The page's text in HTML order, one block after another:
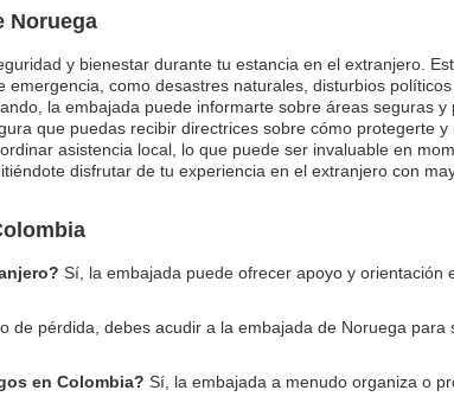
Noruega
y bienestar durante tu estancia en el extranjero.
como desastres naturales, disturbios
la embajada puede informarte sobre áreas seguras y
que puedas recibir directrices sobre cómo protegerte y
asistencia local, lo que puede ser invaluable en
disfrutar de tu experiencia en el extranjero con
Sí, la embajada puede ofrecer apoyo y orientación
de pérdida, debes acudir a la embajada de Noruega para
en Colombia? Sí, la embajada a menudo organiza o